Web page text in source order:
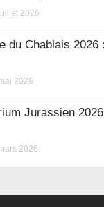
2026
du Chablais 2026
2026
Jurassien
2026